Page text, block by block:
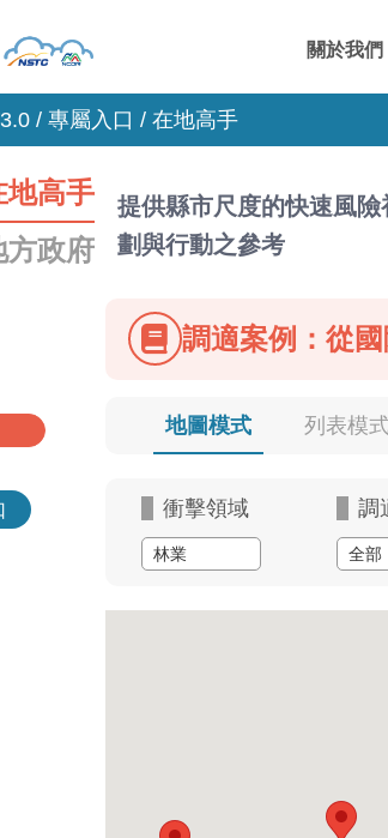
關於我們
/ 專屬入口 / 在地高手
地高手
方政府
提供縣市尺度的快速風
劃與行動之參考
調適案例：從
地圖模式 列表模
衝擊領域 調